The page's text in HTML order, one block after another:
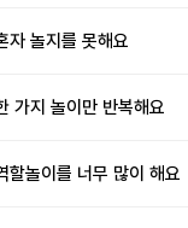
놀지를 못해요
가지 놀이만 반복해요
놀이를 너무 많이 해요